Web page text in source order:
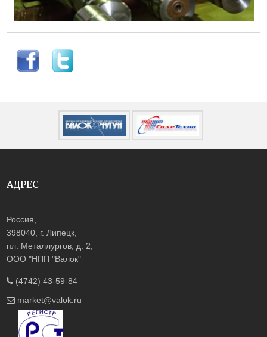
АДРЕС
Россия,
398040, г. Липецк,
пл. Металлургов, д. 2,
ООО "НПП "Валок"
(4742) 43-59-84
market@valok.ru